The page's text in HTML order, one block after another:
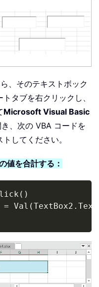
、そのテキストボック
タブを右クリックし、
Microsoft Visual Basic
、次の VBA コードを
してください。
値を合計する：
( )
= Val (TextBox2 . Text